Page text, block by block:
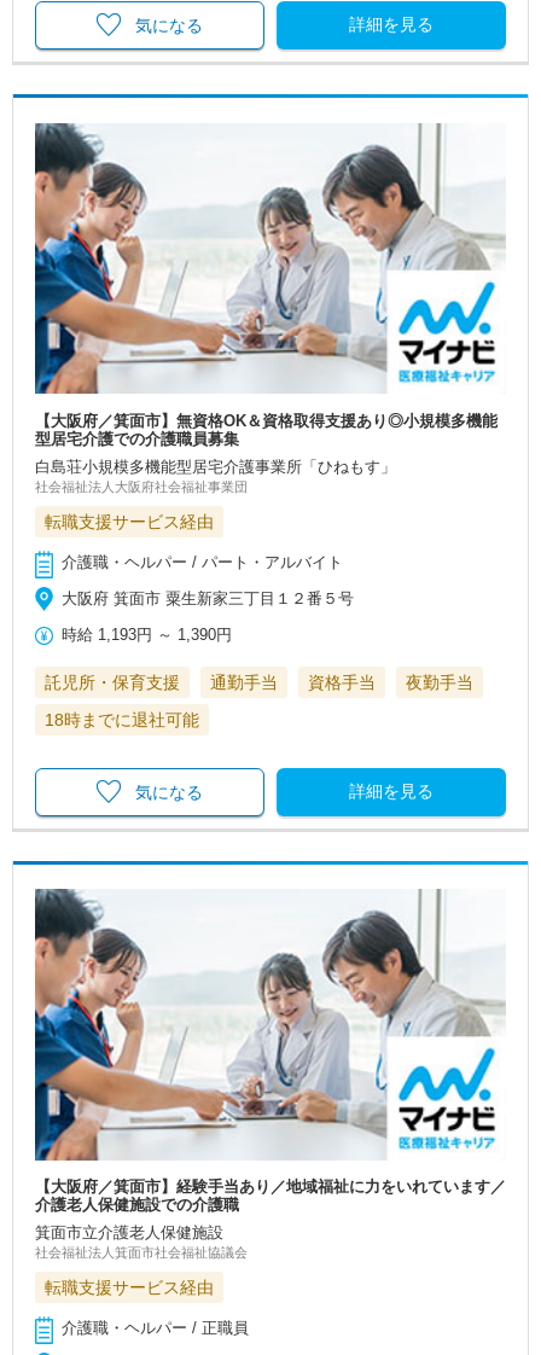
詳細を見る
気になる
【大阪府／箕面市】無資格OK＆資格取得支援あり◎小規模多機能
型居宅介護での介護職員募集
白島荘小規模多機能型居宅介護事業所「ひねもす」
社会福祉法人大阪府社会福祉事業団
転職支援サービス経由
介護職・ヘルパー / パート・アルバイト
大阪府 箕面市 粟生新家三丁目１２番５号
時給 1,193円 ～ 1,390円
託児所・保育支援 通勤手当 資格手当
夜勤手当
18時までに退社可能
詳細を見る
気になる
【大阪府／箕面市】経験手当あり／地域福祉に力をいれています／
介護老人保健施設での介護職
箕面市立介護老人保健施設
社会福祉法人箕面市社会福祉協議会
転職支援サービス経由
介護職・ヘルパー / 正職員